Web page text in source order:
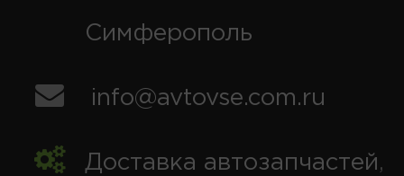
Симферополь
info@avtovse.com.ru
Доставка автозапчастей,